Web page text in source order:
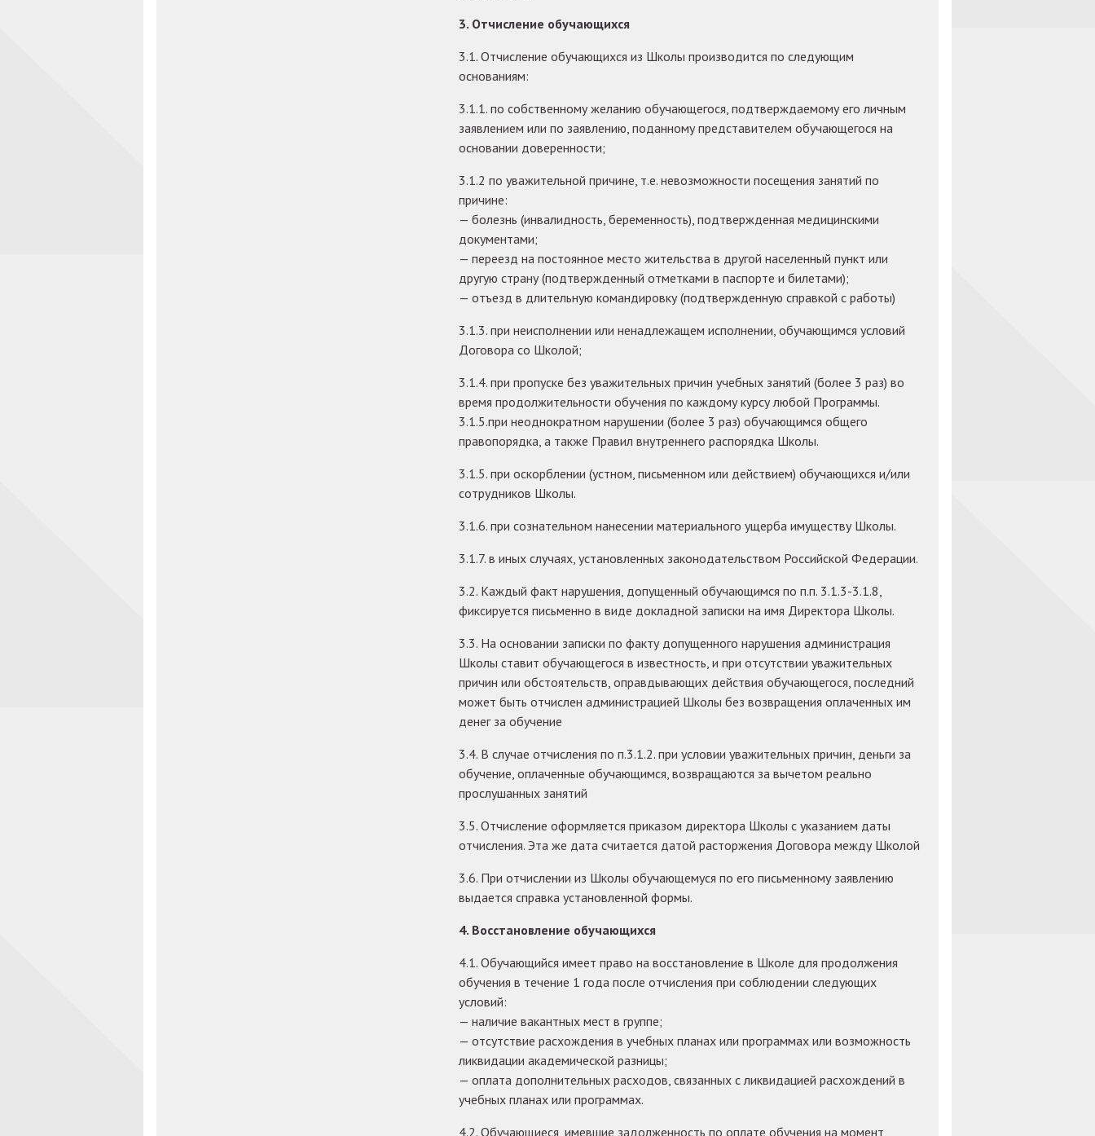
3. Отчисление обучающихся
3.1. Отчисление обучающихся из Школы производится по следующим
основаниям:
3.1.1. по собственному желанию обучающегося, подтверждаемому его личным
заявлением или по заявлению, поданному представителем обучающегося на
основании доверенности;
3.1.2 по уважительной причине, т.е. невозможности посещения занятий по
причине:
— болезнь (инвалидность, беременность), подтвержденная медицинскими
документами;
— переезд на постоянное место жительства в другой населенный пункт или
другую страну (подтвержденный отметками в паспорте и билетами);
— отъезд в длительную командировку (подтвержденную справкой с работы)
3.1.3. при неисполнении или ненадлежащем исполнении, обучающимся условий
Договора со Школой;
3.1.4. при пропуске без уважительных причин учебных занятий (более 3 раз) во
время продолжительности обучения по каждому курсу любой Программы.
3.1.5.при неоднократном нарушении (более 3 раз) обучающимся общего
правопорядка, а также Правил внутреннего распорядка Школы.
3.1.5. при оскорблении (устном, письменном или действием) обучающихся и/или
сотрудников Школы.
3.1.6. при сознательном нанесении материального ущерба имуществу Школы.
3.1.7. в иных случаях, установленных законодательством Российской Федерации.
3.2. Каждый факт нарушения, допущенный обучающимся по п.п. 3.1.3-3.1.8,
фиксируется письменно в виде докладной записки на имя Директора Школы.
3.3. На основании записки по факту допущенного нарушения администрация
Школы ставит обучающегося в известность, и при отсутствии уважительных
причин или обстоятельств, оправдывающих действия обучающегося, последний
может быть отчислен администрацией Школы без возвращения оплаченных им
денег за обучение
3.4. В случае отчисления по п.3.1.2. при условии уважительных причин, деньги за
обучение, оплаченные обучающимся, возвращаются за вычетом реально
прослушанных занятий
3.5. Отчисление оформляется приказом директора Школы с указанием даты
отчисления. Эта же дата считается датой расторжения Договора между Школой
3.6. При отчислении из Школы обучающемуся по его письменному заявлению
выдается справка установленной формы.
4. Восстановление обучающихся
4.1. Обучающийся имеет право на восстановление в Школе для продолжения
обучения в течение 1 года после отчисления при соблюдении следующих
условий:
— наличие вакантных мест в группе;
— отсутствие расхождения в учебных планах или программах или возможность
ликвидации академической разницы;
— оплата дополнительных расходов, связанных с ликвидацией расхождений в
учебных планах или программах.
4.2. Обучающиеся, имевшие задолженность по оплате обучения на момент